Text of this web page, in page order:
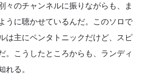
々のチャンネルに振りながらも、ま
うに聴かせているんだ。このソロで
は主にペンタトニックだけど、スピ
。こうしたところからも、ランディ
れる。